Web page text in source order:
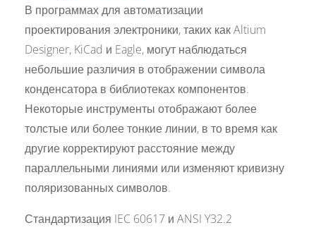
В программах для автоматизации
проектирования электроники, таких как Altium
Designer, KiCad и Eagle, могут наблюдаться
небольшие различия в отображении символа
конденсатора в библиотеках компонентов.
Некоторые инструменты отображают более
толстые или более тонкие линии, в то время как
другие корректируют расстояние между
параллельными линиями или изменяют кривизну
поляризованных символов.
Стандартизация IEC 60617 и ANSI Y32.2